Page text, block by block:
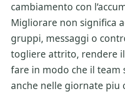
cambiamento con
Migliorare non significa
gruppi, messaggi o
togliere attrito, rendere
fare in modo che il team
anche nelle giornate piu